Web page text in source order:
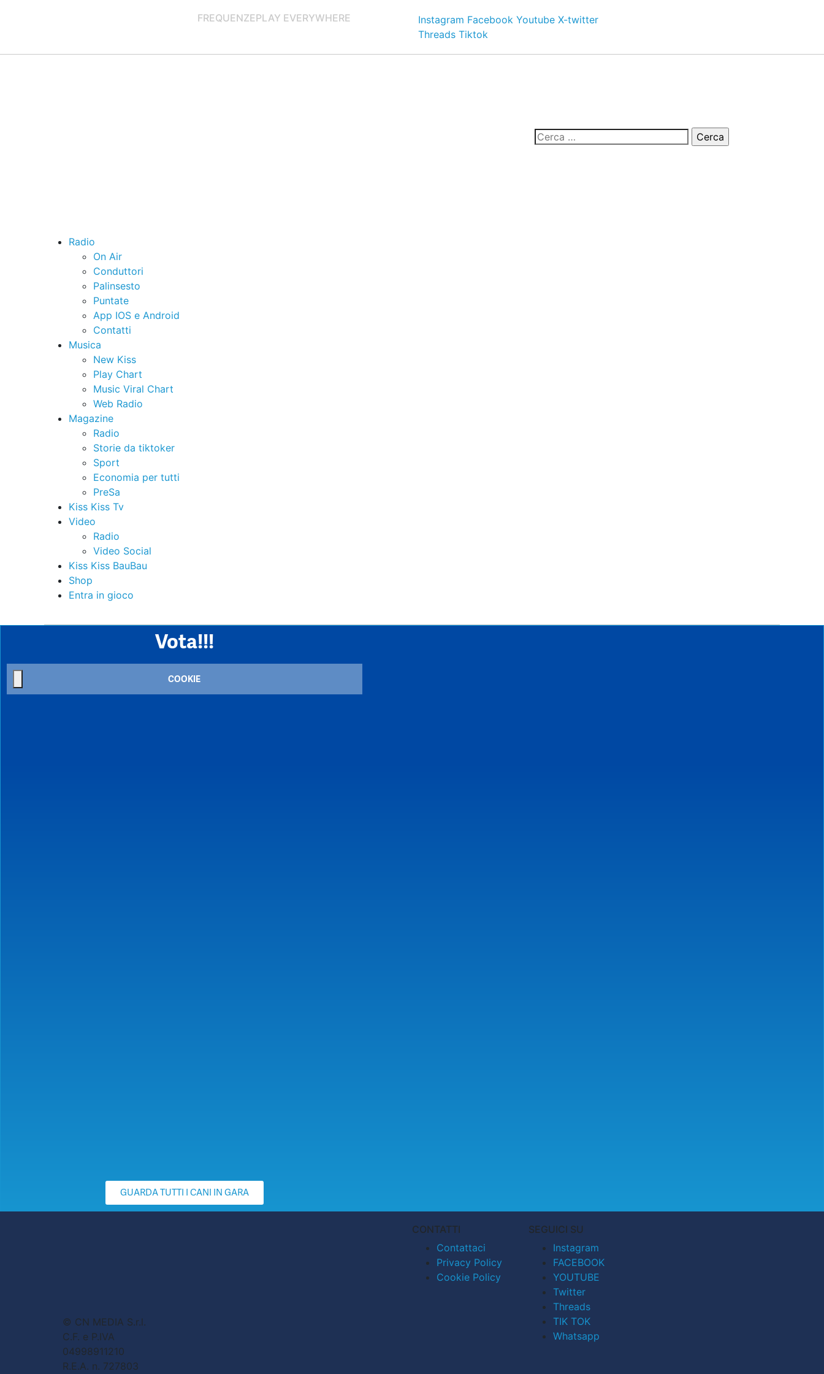
FREQUENZEPLAY EVERYWHERE Instagram Facebook Youtube X-twitter
Threads Tiktok
Radio
On Air
Conduttori
Palinsesto
Puntate
App IOS e Android
Contatti
Musica
New Kiss
Play Chart
Music Viral Chart
Web Radio
Magazine
Radio
Storie da tiktoker
Sport
Economia per tutti
PreSa
Kiss Kiss Tv
Video
Radio
Video Social
Kiss Kiss BauBau
Shop
Entra in gioco
Vota!!!
COOKIE
GUARDA TUTTI I CANI IN GARA
© CN MEDIA S.r.l.
C.F. e P.IVA
04998911210
R.E.A. n. 727803
CONTATTI
Contattaci
Privacy Policy
Cookie Policy
SEGUICI SU
Instagram
FACEBOOK
YOUTUBE
Twitter
Threads
TIK TOK
Whatsapp